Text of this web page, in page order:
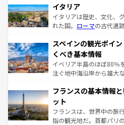
イタリア
イタリアは歴史、文化、
れた国。 ローマの古代遺
ろん、トスカーナの美し
景など、自然景観も見逃
ピザやパスタなど、絶品
できる。朝目覚めてから
なお、新着のイタリア情
しい。
スペインの観光ポイ
くべき基本情報
イベリア半島のほぼ80％
注ぐ地中海沿岸から雄大
文化が根付くこの国では
れる闘牛、そして美味し
る。首都マドリードの洗
アートに溢れた街角から
フランスの基本情報
ット
フランスは、世界中の旅
指の観光地だ。首都パリ